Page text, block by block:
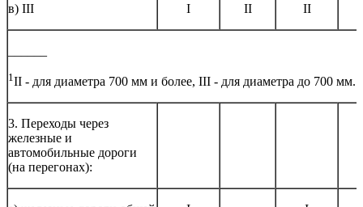
в) III I II II
1 II - для диаметра 700 мм и более, III - для диаметра до 700 мм.
3. Переходы через
железные и
автомобильные дороги
(на перегонах):